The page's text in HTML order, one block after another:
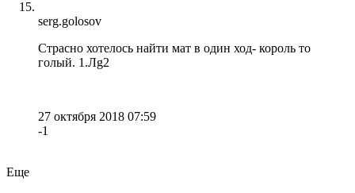
serg.golosov
Страсно хотелось найти мат в один ход- король то
голый. 1.Лg2
27 октября 2018 07:59
-1
Еще